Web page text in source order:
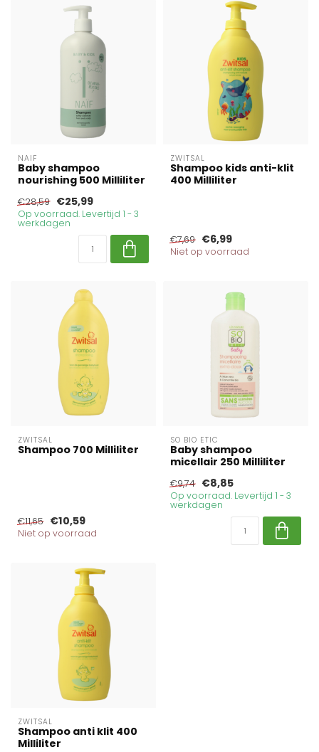
NAIF
Baby shampoo
nourishing 500 Milliliter
€28,59 €25,99
Op voorraad. Levertijd 1 - 3
werkdagen
ZWITSAL
Shampoo kids anti-klit
400 Milliliter
€7,69 €6,99
Niet op voorraad
ZWITSAL
Shampoo 700 Milliliter
€11,65 €10,59
Niet op voorraad
SO BIO ETIC
Baby shampoo
micellair 250 Milliliter
€9,74 €8,85
Op voorraad. Levertijd 1 - 3
werkdagen
ZWITSAL
Shampoo anti klit 400
Milliliter